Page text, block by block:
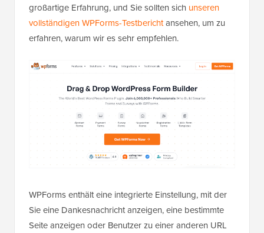
großartige Erfahrung, und Sie sollten sich unseren
vollständigen WPForms-Testberichtansehen, um zu
erfahren, warum wir es sehr empfehlen.
WPForms enthält eine integrierte Einstellung, mit der
Sie eine Dankesnachricht anzeigen, eine bestimmte
Seite anzeigen oder Benutzer zu einer anderen URL